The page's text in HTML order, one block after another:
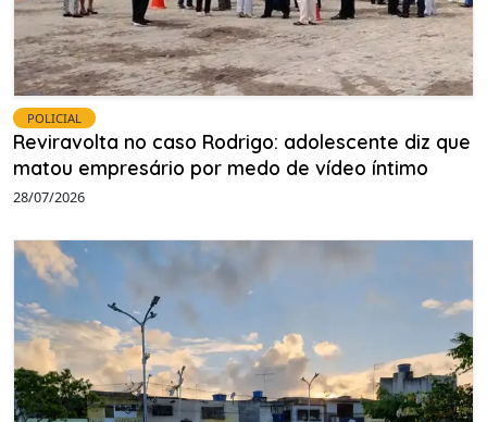
POLICIAL
Reviravolta no caso Rodrigo: adolescente diz que
matou empresário por medo de vídeo íntimo
28/07/2026